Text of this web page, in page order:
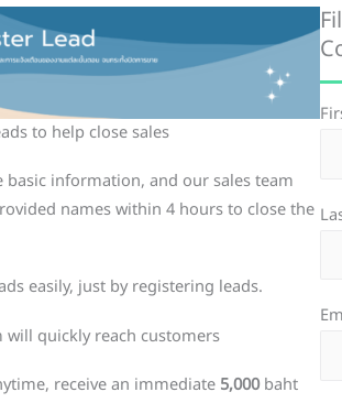
to help close sales
information, and our sales team
names within 4 hours to close the
easily, just by registering leads.
will quickly reach customers
receive an immediate 5,000baht